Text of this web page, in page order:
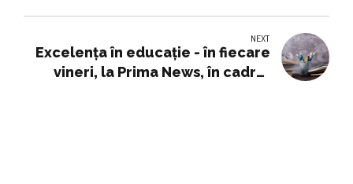
NEXT
Excelența în educație - în fiecare
vineri, la Prima News, în cadrul